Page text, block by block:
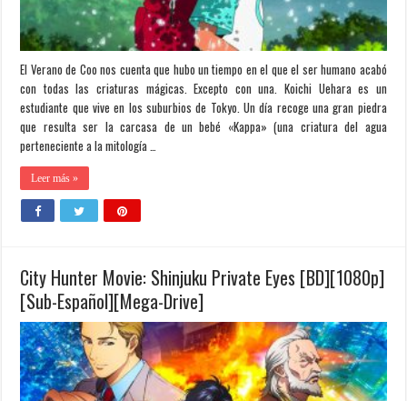
El Verano de Coo nos cuenta que hubo un tiempo en el que el ser humano acabó
con todas las criaturas mágicas. Excepto con una. Koichi Uehara es un
estudiante que vive en los suburbios de Tokyo. Un día recoge una gran piedra
que resulta ser la carcasa de un bebé «Kappa» (una criatura del agua
perteneciente a la mitología …
Leer más »
City Hunter Movie: Shinjuku Private Eyes [BD][1080p]
[Sub-Español][Mega-Drive]